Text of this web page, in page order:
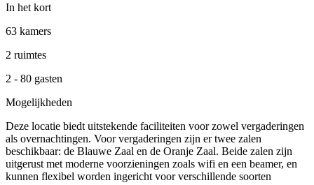
In het kort
63 kamers
2 ruimtes
2 - 80 gasten
Mogelijkheden
Deze locatie biedt uitstekende faciliteiten voor zowel vergaderingen
als overnachtingen. Voor vergaderingen zijn er twee zalen
beschikbaar: de Blauwe Zaal en de Oranje Zaal. Beide zalen zijn
uitgerust met moderne voorzieningen zoals wifi en een beamer, en
kunnen flexibel worden ingericht voor verschillende soorten